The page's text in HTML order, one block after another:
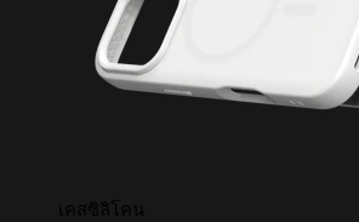
เคสซิลิโคน